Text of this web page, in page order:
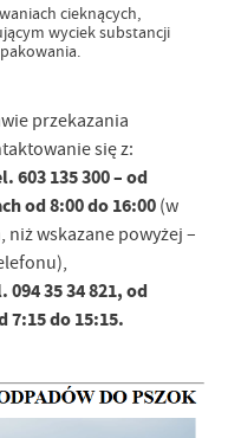
cieknących,
wyciek substancji
przekazania
się z:
603 135 300 – od
od 8:00 do 16:00 (w
wskazane powyżej –
35 34 821, od
7:15 do 15:15.